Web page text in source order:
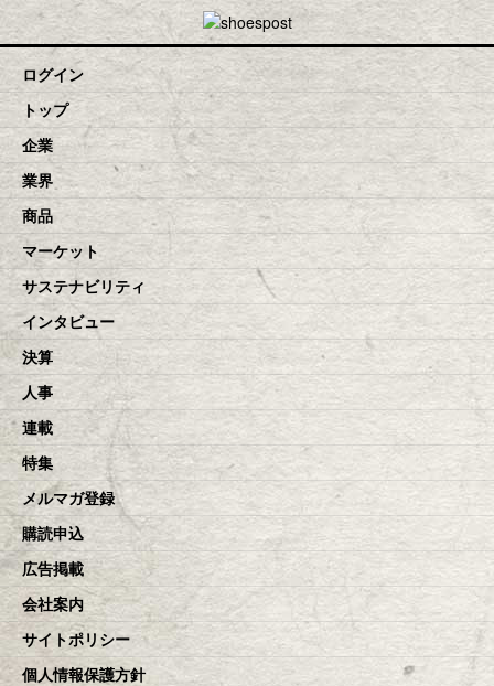
toggle navigation
ログイン
トップ
企業
業界
商品
マーケット
サステナビリティ
インタビュー
決算
人事
連載
特集
メルマガ登録
購読申込
広告掲載
会社案内
サイトポリシー
個人情報保護方針